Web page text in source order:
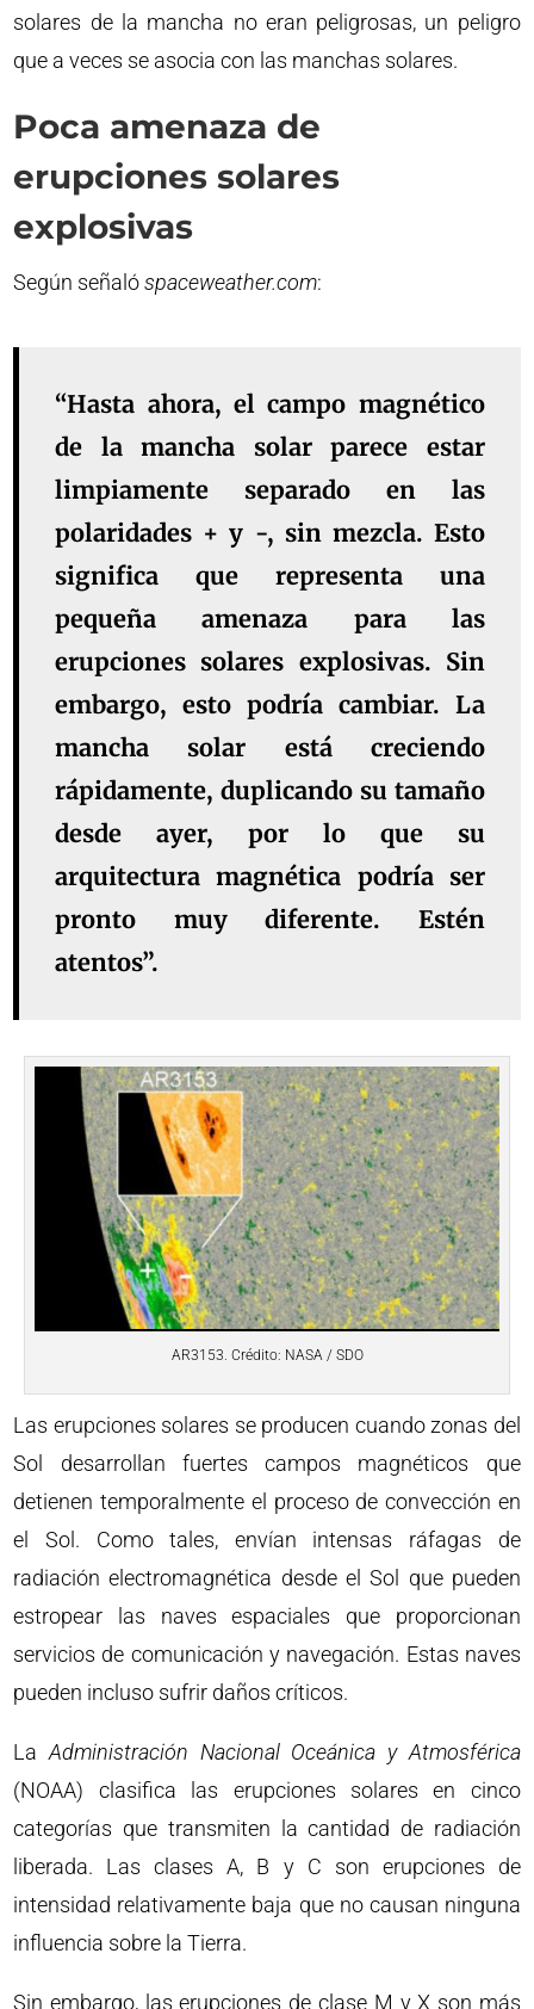
solares de la mancha no eran peligrosas, un peligro
que a veces se asocia con las manchas solares.
Poca amenaza de
erupciones solares
explosivas
Según señalóspaceweather.com:
“Hasta ahora, el campo magnético
de la mancha solar parece estar
limpiamente separado en las
polaridades + y -, sin mezcla. Esto
significa que representa una
pequeña amenaza para las
erupciones solares explosivas. Sin
embargo, esto podría cambiar. La
mancha solar está creciendo
rápidamente, duplicando su tamaño
desde ayer, por lo que su
arquitectura magnética podría ser
pronto muy diferente. Estén
atentos”.
AR3153. Crédito: NASA / SDO
Las erupciones solares se producen cuando zonas del
Sol desarrollan fuertes campos magnéticos que
detienen temporalmente el proceso de convección en
el Sol. Como tales, envían intensas ráfagas de
radiación electromagnética desde el Sol que pueden
estropear las naves espaciales que proporcionan
servicios de comunicación y navegación. Estas naves
pueden incluso sufrir daños críticos.
La Administración Nacional Oceánica y Atmosférica
(NOAA) clasifica las erupciones solares en cinco
categorías que transmiten la cantidad de radiación
liberada. Las clases A, B y C son erupciones de
intensidad relativamente baja que no causan ninguna
influencia sobre la Tierra.
Sin embargo, las erupciones de clase M y X son más